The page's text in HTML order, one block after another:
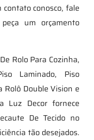
conosco, fale
um orçamento
Rolo Para Cozinha,
Laminado, Piso
Rolô Double Vision e
Luz Decor fornece
De Tecido no
tão desejados.